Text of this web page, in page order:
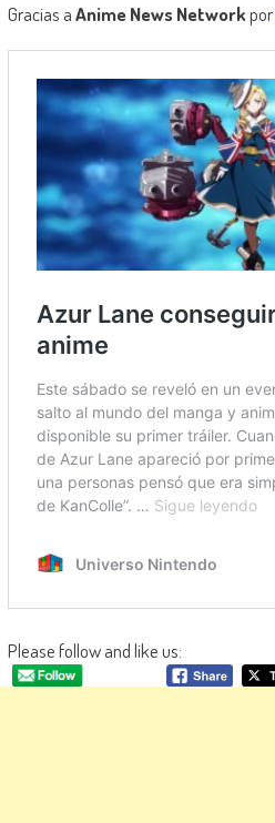
Gracias aAnime News Networkpor
Please follow and like us: